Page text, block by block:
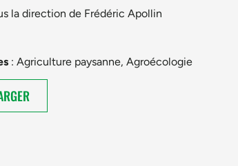
la direction de Frédéric Apollin
: Agriculture paysanne, Agroécologie